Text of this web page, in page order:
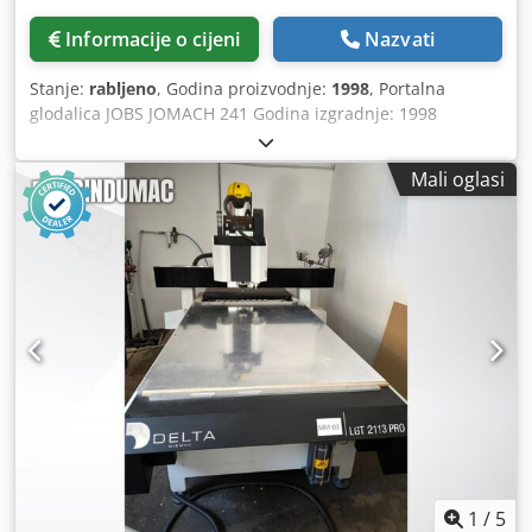
trećoj strani.
Informacije o cijeni Nazvati
Stanje: rabljeno, Godina proizvodnje: 1998, Portalna
glodalica JOBS JOMACH 241 Godina izgradnje: 1998
Csdpfxjzn Hhhe Acwoha Pomak X: 3400 mm Pomak Y: 2700
mm Pomak Z: 1250 mm Numeričko upravljanje: CNC
Siemens SINUMERIC 840 D Veličina stola: 3000 x 1500 mm
Udaljenost između stupova: 1700 mm 1 izmjenjivač alata
za 32 alata ISO 50 + 1 izmjenjivač alata za 32 alata HSK-63
3 glave za glodanje – osa C: 2 glave TWIST - ISO 50 + HSK 63
A + 1 troosna glava ISO 50 Težina: 44 t
Mali oglasi
1 / 5